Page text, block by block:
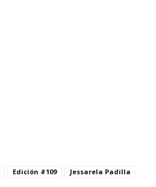
Edición #109
Jessarela Padilla